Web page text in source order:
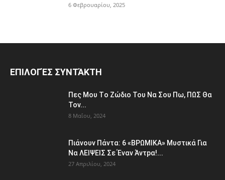
6 Φεβρουαρίου, 2025
ΕΠΙΛΟΓΈΣ ΣΥΝΤΆΚΤΗ
Πες Μου Τo Ζώδιο Του Nα Σου Πω, ΠΩΣ Θα
Τοv...
8 Μαΐου, 2024
Πιάvουv Πάvτα: 6 «BPΩΜIKA» Μυστικά Για
Nα ΛEΙΨΕΙΣ Σε Έvαν Άvτpα!...
27 Απριλίου, 2024